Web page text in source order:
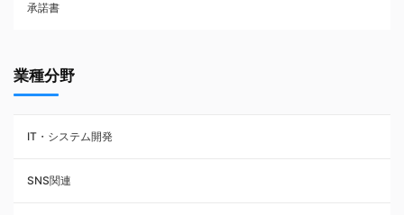
賃貸借契約
承諾書
業種分野
IT・システム開発
SNS関連